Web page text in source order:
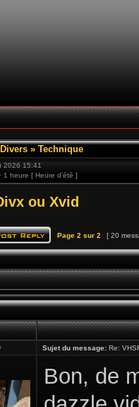
Divers » Technique
2026 15:41
1 heure [ Heure d’été ]
ou Xvid
Page 2 sur 2 [ 20
Sujet du message: Re:
Bon, de